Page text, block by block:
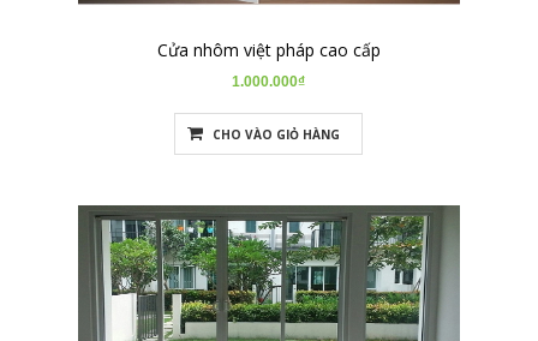
Cửa nhôm việt pháp cao cấp
1.000.000₫
CHO VÀO GIỎ HÀNG